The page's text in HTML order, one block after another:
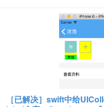
［已解决］swift中给